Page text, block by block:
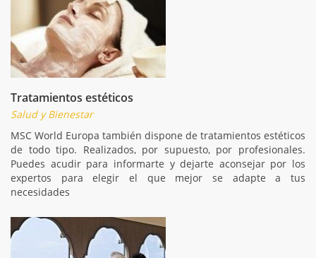
Tratamientos estéticos
Salud y Bienestar
MSC World Europa también dispone de tratamientos estéticos
de todo tipo. Realizados, por supuesto, por profesionales.
Puedes acudir para informarte y dejarte aconsejar por los
expertos para elegir el que mejor se adapte a tus
necesidades